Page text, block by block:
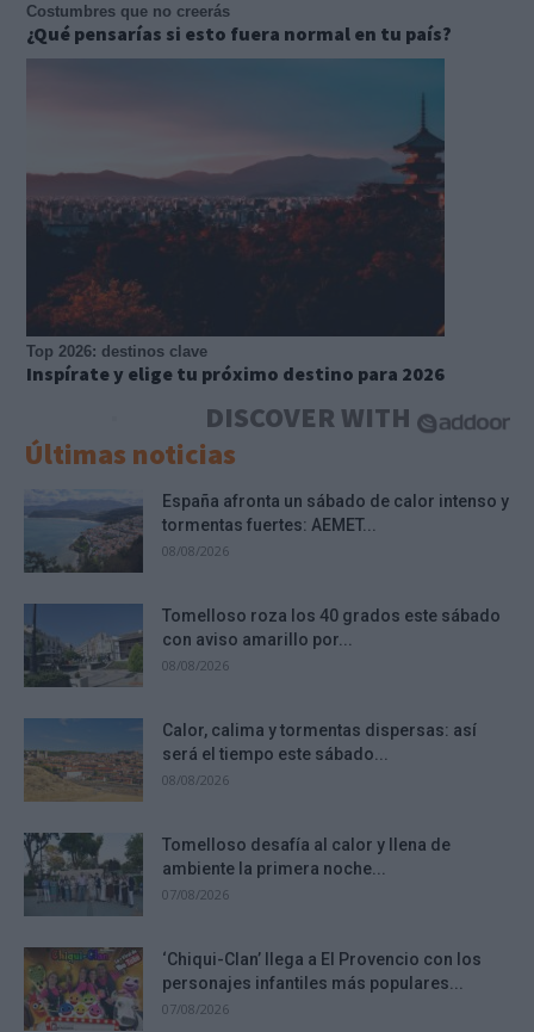
Costumbres que no creerás
¿Qué pensarías si esto fuera normal en tu país?
Top 2026: destinos clave
Inspírate y elige tu próximo destino para 2026
DISCOVER WITH
Últimas noticias
España afronta un sábado de calor intenso y
tormentas fuertes: AEMET...
08/08/2026
Tomelloso roza los 40 grados este sábado
con aviso amarillo por...
08/08/2026
Calor, calima y tormentas dispersas: así
será el tiempo este sábado...
08/08/2026
Tomelloso desafía al calor y llena de
ambiente la primera noche...
07/08/2026
‘Chiqui-Clan’ llega a El Provencio con los
personajes infantiles más populares...
07/08/2026